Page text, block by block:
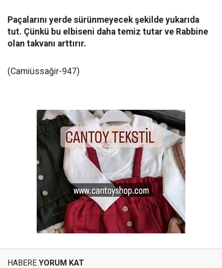
Paçalarını yerde sürünmeyecek şekilde yukarıda
tut. Çünkü bu elbiseni daha temiz tutar ve Rabbine
olan takvanı arttırır.
(Camiüssağir-947)
HABERE YORUM KAT